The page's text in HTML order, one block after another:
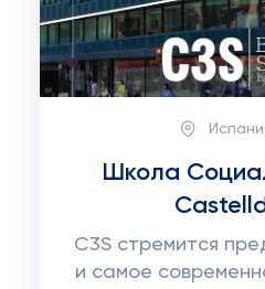
Школа
C3S стремится
и самое